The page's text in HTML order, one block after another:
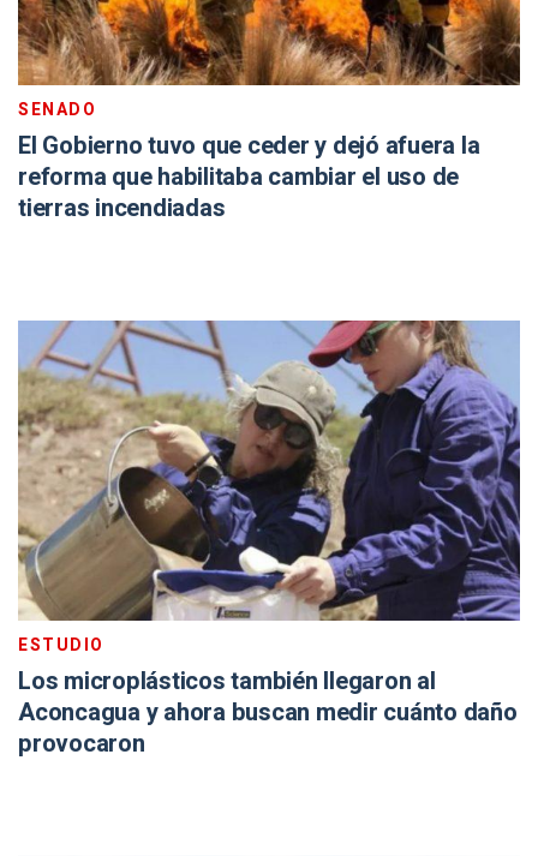
SENADO
El Gobierno tuvo que ceder y dejó afuera la
reforma que habilitaba cambiar el uso de
tierras incendiadas
ESTUDIO
Los microplásticos también llegaron al
Aconcagua y ahora buscan medir cuánto daño
provocaron